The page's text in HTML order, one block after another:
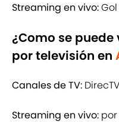
Streaming en vivo:
¿Como se
por televisión en
Canales de TV:
Streaming en vivo: